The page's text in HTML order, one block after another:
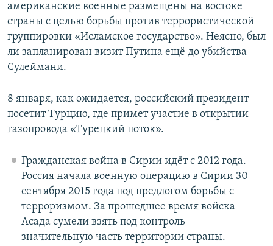
американские военные размещены на востоке
страны с целью борьбы против террористической
группировки «Исламское государство». Неясно, был
ли запланирован визит Путина ещё до убийства
Сулеймани.
8 января, как ожидается, российский президент
посетит Турцию, где примет участие в открытии
газопровода «Турецкий поток».
Гражданская война в Сирии идёт с 2012 года.
Россия начала военную операцию в Сирии 30
сентября 2015 года под предлогом борьбы с
терроризмом. За прошедшее время войска
Асада сумели взять под контроль
значительную часть территории страны.